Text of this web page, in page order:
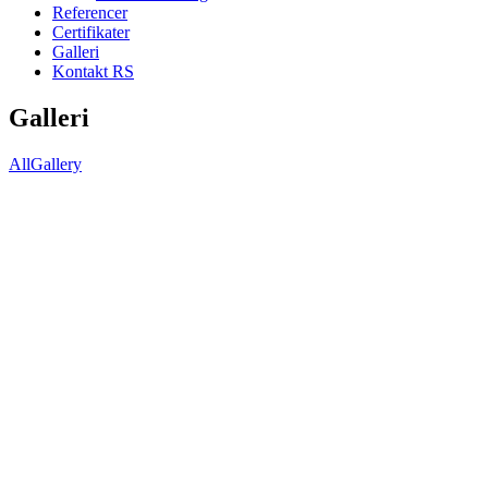
Referencer
Certifikater
Galleri
Kontakt RS
Galleri
AllGallery